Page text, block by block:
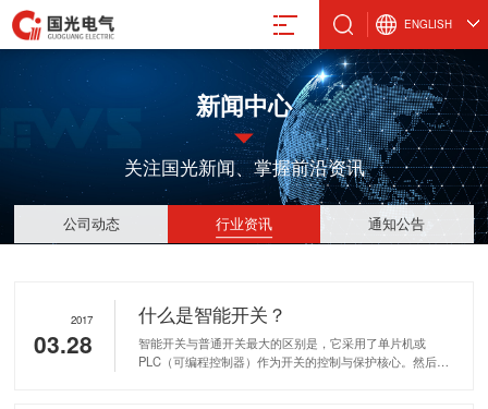
ENGLISH
真空计
真空应用设备
飞机厨房设备
微波设备
封装外壳产品
激光治疗仪
激光管激光电源
新闻中心
关注国光新闻、掌握前沿资讯
公司动态 行业资讯 通知公告
2017
03.28
什么是智能开关？
智能开关与普通开关最大的区别是，它采用了单片机或
PLC（可编程控制器）作为开关的控制与保护核心。然后通